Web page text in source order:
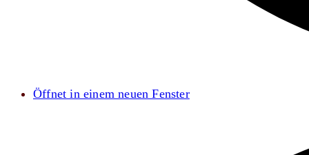
Öffnet in einem neuen Fenster